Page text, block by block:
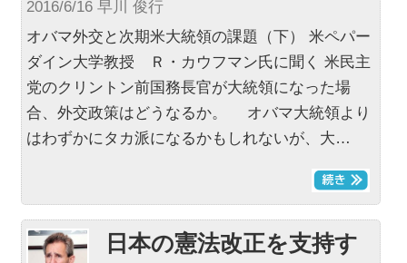
2016/6/16 早川 俊行
オバマ外交と次期米大統領の課題（下） 米ペパー
ダイン大学教授 Ｒ・カウフマン氏に聞く 米民主
党のクリントン前国務長官が大統領になった場
合、外交政策はどうなるか。 オバマ大統領より
はわずかにタカ派になるかもしれないが、大…
日本の憲法改正を支持す